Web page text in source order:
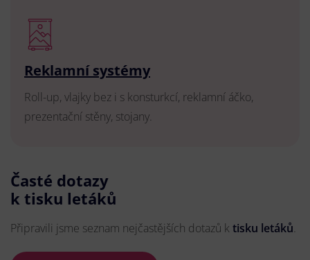
Reklamní systémy
Roll-up, vlajky bez i s konsturkcí, reklamní áčko,
prezentační stěny, stojany.
Časté dotazy
k tisku letáků
Připravili jsme seznam nejčastějších dotazů k tisku letáků.